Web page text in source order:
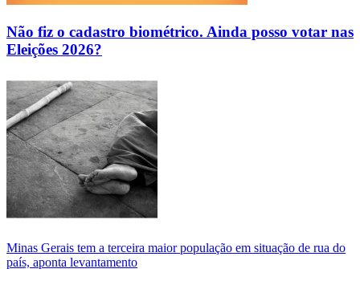
Não fiz o cadastro biométrico. Ainda posso votar nas
Eleições 2026?
Minas Gerais tem a terceira maior população em situação de rua do
país, aponta levantamento